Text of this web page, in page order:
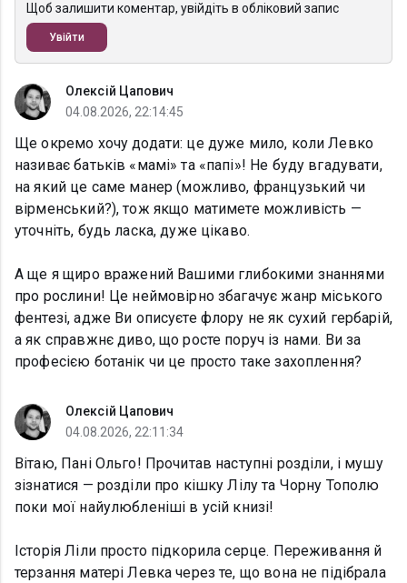
Щоб залишити коментар, увійдіть в обліковий запис
Увійти
Олексій Цапович
04.08.2026, 22:14:45
Ще окремо хочу додати: це дуже мило, коли Левко
називає батьків «мамі» та «папі»! Не буду вгадувати,
на який це саме манер (можливо, французький чи
вірменський?), тож якщо матимете можливість —
уточніть, будь ласка, дуже цікаво.
А ще я щиро вражений Вашими глибокими знаннями
про рослини! Це неймовірно збагачує жанр міського
фентезі, адже Ви описуєте флору не як сухий гербарій,
а як справжнє диво, що росте поруч із нами. Ви за
професією ботанік чи це просто таке захоплення?
Олексій Цапович
04.08.2026, 22:11:34
Вітаю, Пані Ольго! Прочитав наступні розділи, і мушу
зізнатися — розділи про кішку Лілу та Чорну Тополю
поки мої найулюбленіші в усій книзі!
Історія Ліли просто підкорила серце. Переживання й
терзання матері Левка через те, що вона не підібрала